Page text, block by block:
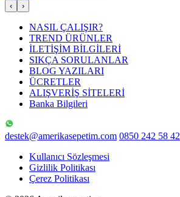
‹ ›
NASIL ÇALIŞIR?
TREND ÜRÜNLER
İLETİŞİM BİLGİLERİ
SIKÇA SORULANLAR
BLOG YAZILARI
ÜCRETLER
ALIŞVERİŞ SİTELERİ
Banka Bilgileri
destek@amerikasepetim.com 0850 242 58 42
Kullanıcı Sözleşmesi
Gizlilik Politikası
Çerez Politikası